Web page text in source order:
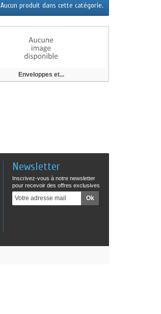
Aucun produit dans cette catégorie.
Enveloppes et...
Newsletter
Inscrivez-vous à notre newsletter
pour recevoir des offres exclusives